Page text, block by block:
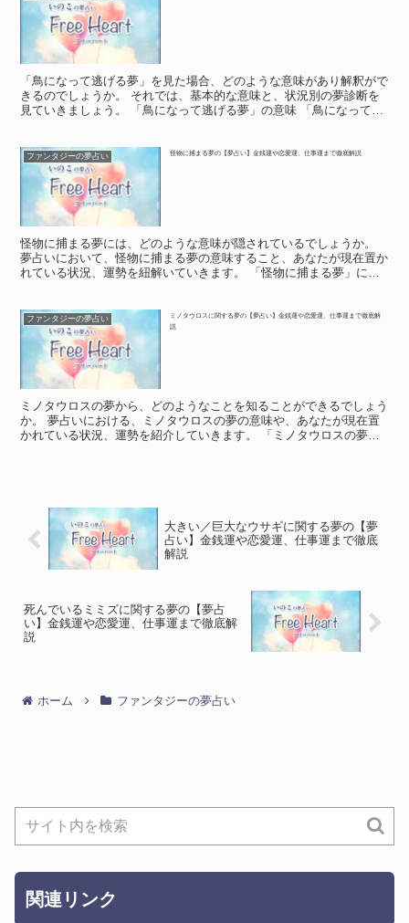
「鳥になって逃げる夢」を見た場合、どのような意味があり解釈がで
きるのでしょうか。 それでは、基本的な意味と、状況別の夢診断を
見ていきましょう。 「鳥になって逃げる夢」の意味 「鳥になって逃
ファンタジーの夢占い 怪物に捕まる夢の【夢占い】金銭運や恋愛運、仕事運まで徹底解説
怪物に捕まる夢には、どのような意味が隠されているでしょうか。
夢占いにおいて、怪物に捕まる夢の意味すること、あなたが現在置か
れている状況、運勢を紐解いていきます。 「怪物に捕まる夢」に関
ファンタジーの夢占い
ミノタウロスに関する夢の【夢占い】金銭運や恋愛運、仕事運まで徹底解
説
ミノタウロスの夢から、どのようなことを知ることができるでしょう
か。 夢占いにおける、ミノタウロスの夢の意味や、あなたが現在置
かれている状況、運勢を紹介していきます。 「ミノタウロスの夢」
大きい／巨大なウサギに関する夢の【夢
占い】金銭運や恋愛運、仕事運まで徹底
解説
死んでいるミミズに関する夢の【夢占
い】金銭運や恋愛運、仕事運まで徹底解
説
ホーム ファンタジーの夢占い
関連リンク